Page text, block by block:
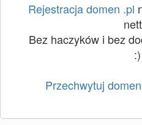
Rejestracja domen .pl
Bez haczyków i bez
:)
Przechwytuj